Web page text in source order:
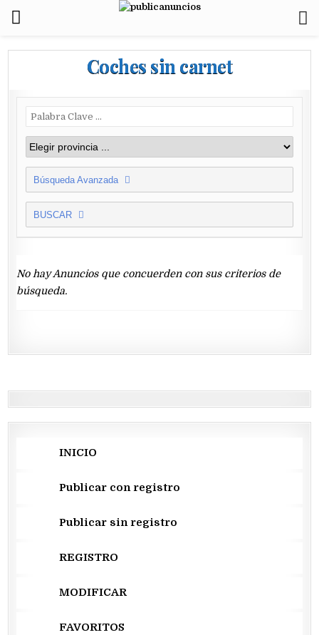
Coches sin carnet
Búsqueda Avanzada
BUSCAR
No hay Anuncios que concuerden con sus criterios de
búsqueda.
INICIO
Publicar con registro
Publicar sin registro
REGISTRO
MODIFICAR
FAVORITOS